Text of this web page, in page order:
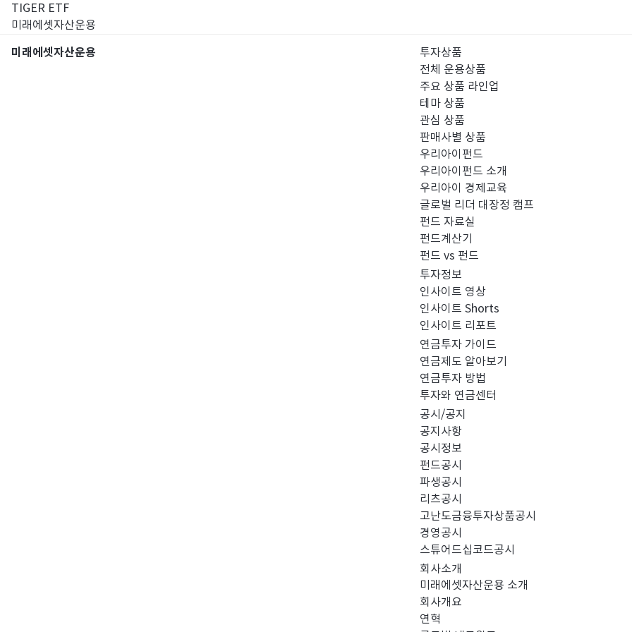
TIGER ETF
미래에셋자산운용
미래에셋자산운용
투자상품
전체 운용상품
주요 상품 라인업
테마 상품
관심 상품
판매사별 상품
우리아이펀드
우리아이펀드 소개
우리아이 경제교육
글로벌 리더 대장정 캠프
펀드 자료실
펀드계산기
펀드 vs 펀드
투자정보
인사이트 영상
인사이트 Shorts
인사이트 리포트
연금투자 가이드
연금제도 알아보기
연금투자 방법
투자와 연금센터
공시/공지
공지사항
공시정보
펀드공시
파생공시
리츠공시
고난도금융투자상품공시
경영공시
스튜어드십코드공시
회사소개
미래에셋자산운용 소개
회사개요
연혁
PICK 인사이트 (0)
경영공시 (0)
검색 결과가 없습니다.